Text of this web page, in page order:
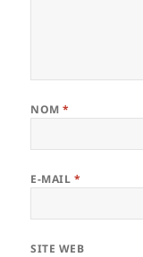
NOM*
E-MAIL *
SITE WEB